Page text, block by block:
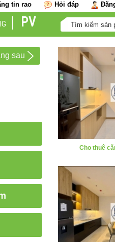
tin rao Hỏi đáp
PV
sau
Cho thuê
Cho thuê